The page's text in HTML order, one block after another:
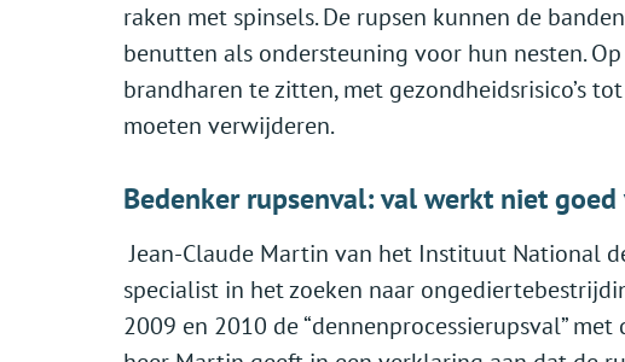
raken met spinsels. De rupsen kunnen de
benutten als ondersteuning voor hun nesten.
brandharen te zitten, met gezondheidsrisico’s
moeten verwijderen.
Bedenker rupsenval: val werkt niet
Jean-Claude Martin van het Instituut National
specialist in het zoeken naar
2009 en 2010 de “dennenprocessierupsval”